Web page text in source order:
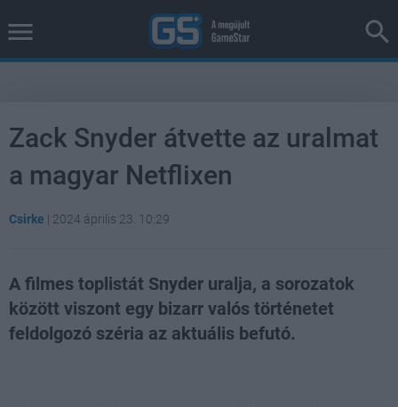
Zack Snyder átvette az uralmat
a magyar Netflixen
Csirke | 2024 április 23. 10:29
A filmes toplistát Snyder uralja, a sorozatok
között viszont egy bizarr valós történetet
feldolgozó széria az aktuális befutó.